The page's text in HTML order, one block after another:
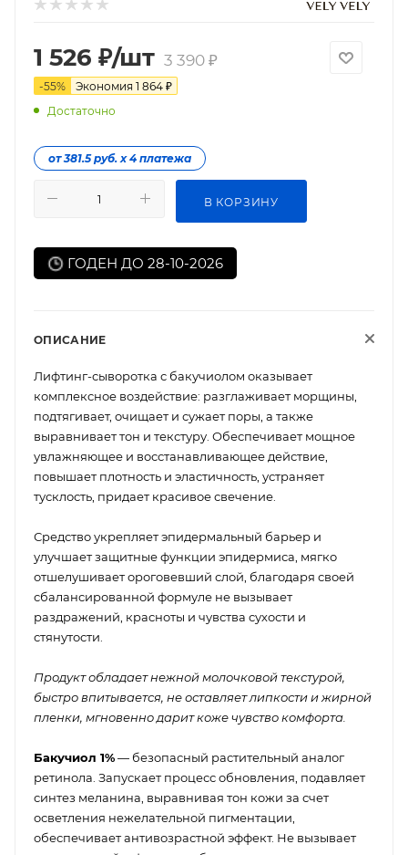
1 526 ₽/шт 3 390₽
-55% Экономия 1 864 ₽
Достаточно
от 381.5 руб. х 4 платежа
В КОРЗИНУ
ГОДЕН ДО 28-10-2026
ОПИСАНИЕ
Лифтинг-сыворотка с бакучиолом оказывает
комплексное воздействие: разглаживает морщины,
подтягивает, очищает и сужает поры, а также
выравнивает тон и текстуру. Обеспечивает мощное
увлажняющее и восстанавливающее действие,
повышает плотность и эластичность, устраняет
тусклость, придает красивое свечение.
Средство укрепляет эпидермальный барьер и
улучшает защитные функции эпидермиса, мягко
отшелушивает ороговевший слой, благодаря своей
сбалансированной формуле не вызывает
раздражений, красноты и чувства сухости и
стянутости.
Продукт обладает нежной молочковой текстурой,
быстро впитывается, не оставляет липкости и жирной
пленки, мгновенно дарит коже чувство комфорта.
Бакучиол 1%— безопасный растительный аналог
ретинола. Запускает процесс обновления, подавляет
синтез меланина, выравнивая тон кожи за счет
осветления нежелательной пигментации,
обеспечивает антивозрастной эффект. Не вызывает